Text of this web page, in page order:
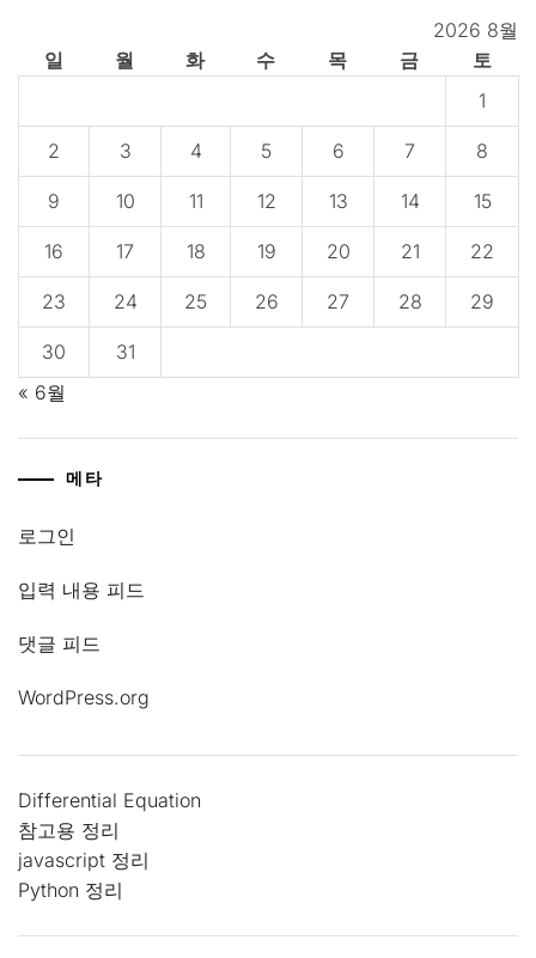
2026 8월
일
월 화 수 목 금
토
1
2 3 4 5 6 7 8
9 10 11 12 13 14 15
16 17 18 19 20 21 22
23 24 25 26 27 28 29
30
31
« 6월
메타
로그인
입력 내용 피드
댓글 피드
WordPress.org
Differential Equation
참고용 정리
javascript 정리
Python 정리